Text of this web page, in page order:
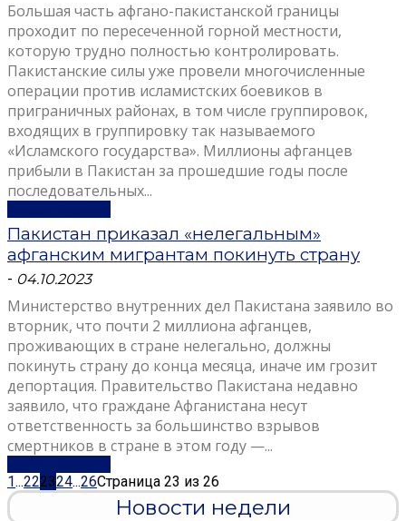
Большая часть афгано-пакистанской границы
проходит по пересеченной горной местности,
которую трудно полностью контролировать.
Пакистанские силы уже провели многочисленные
операции против исламистских боевиков в
приграничных районах, в том числе группировок,
входящих в группировку так называемого
«Исламского государства». Миллионы афганцев
прибыли в Пакистан за прошедшие годы после
последовательных...
Пакистан приказал «нелегальным»
афганским мигрантам покинуть страну
- 04.10.2023
Министерство внутренних дел Пакистана заявило во
вторник, что почти 2 миллиона афганцев,
проживающих в стране нелегально, должны
покинуть страну до конца месяца, иначе им грозит
депортация. Правительство Пакистана недавно
заявило, что граждане Афганистана несут
ответственность за большинство взрывов
смертников в стране в этом году —...
1...222324...26Страница 23 из 26
Новости недели